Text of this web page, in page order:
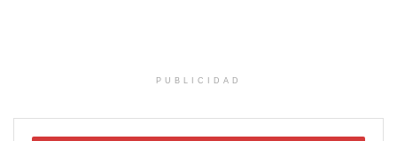
PUBLICIDAD